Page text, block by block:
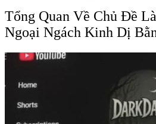
Tổng Quan Về Chủ Đề
Ngoại Ngách Kinh Dị